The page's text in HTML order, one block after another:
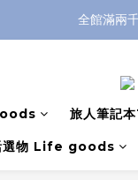
全館滿兩
全館滿兩
旅人筆記
選物 Life goods